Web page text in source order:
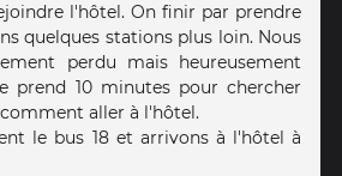
l'hôtel. On finir par prendre
quelques stations plus loin. Nous
perdu mais heureusement
prend 10 minutes pour chercher
aller à l'hôtel.
le bus 18 et arrivons à l'hôtel à